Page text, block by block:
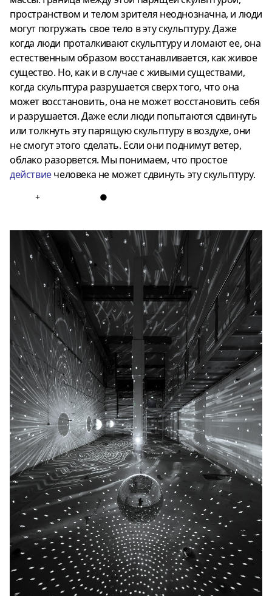
пространством и телом зрителя неоднозначна, и люди
могут погружать свое тело в эту скульптуру. Даже
когда люди проталкивают скульптуру и ломают ее, она
естественным образом восстанавливается, как живое
существо. Но, как и в случае с живыми существами,
когда скульптура разрушается сверх того, что она
может восстановить, она не может восстановить себя
и разрушается. Даже если люди попытаются сдвинуть
или толкнуть эту парящую скульптуру в воздухе, они
не смогут этого сделать. Если они поднимут ветер,
облако разорвется. Мы понимаем, что простое
действиечеловека не может сдвинуть эту скульптуру.
+ ●